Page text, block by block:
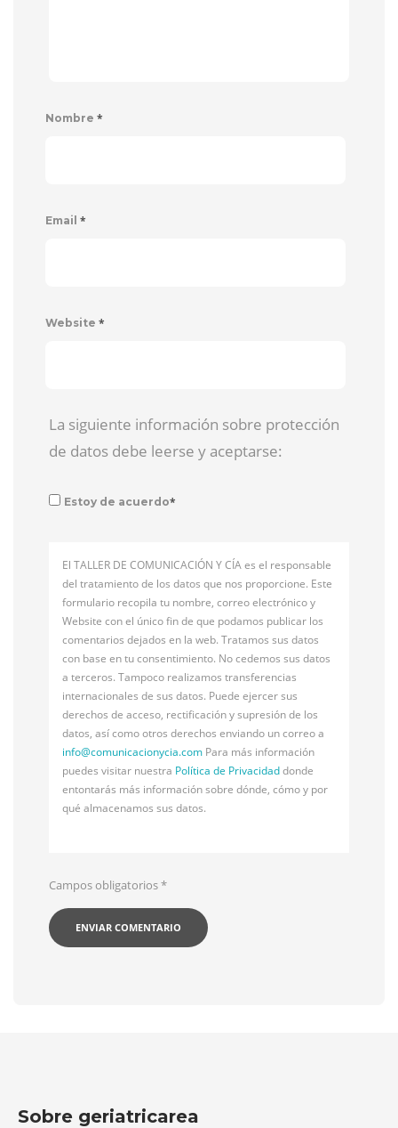
Nombre *
Email *
Website *
La siguiente información sobre protección
de datos debe leerse y aceptarse:
Estoy de acuerdo*
El TALLER DE COMUNICACIÓN Y CÍA es el responsable
del tratamiento de los datos que nos proporcione. Este
formulario recopila tu nombre, correo electrónico y
Website con el único fin de que podamos publicar los
comentarios dejados en la web. Tratamos sus datos
con base en tu consentimiento. No cedemos sus datos
a terceros. Tampoco realizamos transferencias
internacionales de sus datos. Puede ejercer sus
derechos de acceso, rectificación y supresión de los
datos, así como otros derechos enviando un correo a
info@comunicacionycia.com Para más información
puedes visitar nuestra Política de Privacidaddonde
entontarás más información sobre dónde, cómo y por
qué almacenamos sus datos.
Campos obligatorios*
Sobre geriatricarea